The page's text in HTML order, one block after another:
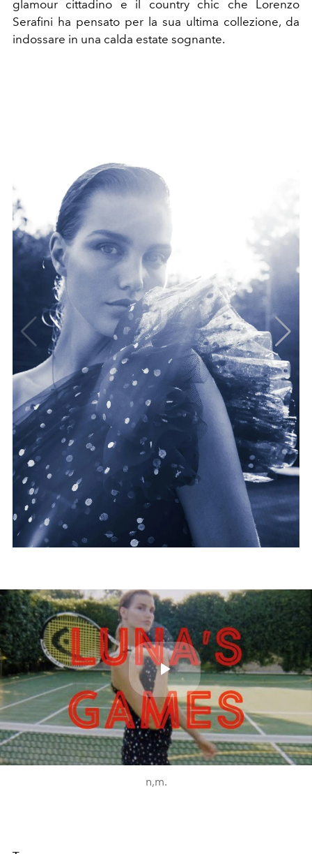
glamour cittadino e il country chic che Lorenzo
Serafini ha pensato per la sua ultima collezione, da
indossare in una calda estate sognante.
Play
Video
n,m.